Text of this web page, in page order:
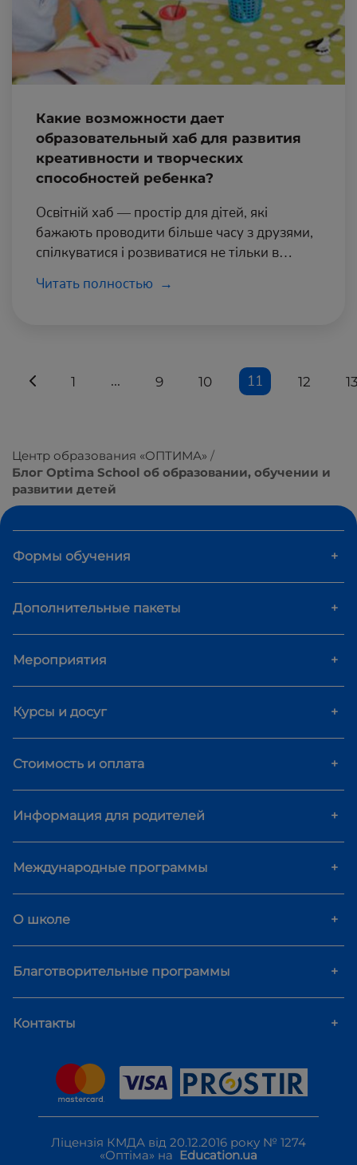
Какие возможности дает
образовательный хаб для развития
креативности и творческих
способностей ребенка?
Освітній хаб — простір для дітей, які
бажають проводити більше часу з друзями,
спілкуватися і розвиватися не тільки в
напрямах! Це унікальний освітній простір.
Читать полностью
1 ... 9 10 11 12
Центр образования «ОПТИМА»
Блог Optima School об образовании, обучении и
развитии детей
Формы обучения +
Дополнительные пакеты +
Мероприятия +
Курсы и досуг +
Стоимость и оплата +
Информация для родителей +
Международные программы +
О школе +
Благотворительные программы +
Контакты +
Ліцензія КМДА від 20.12.2016 року № 1274
«Оптіма» на Education.ua